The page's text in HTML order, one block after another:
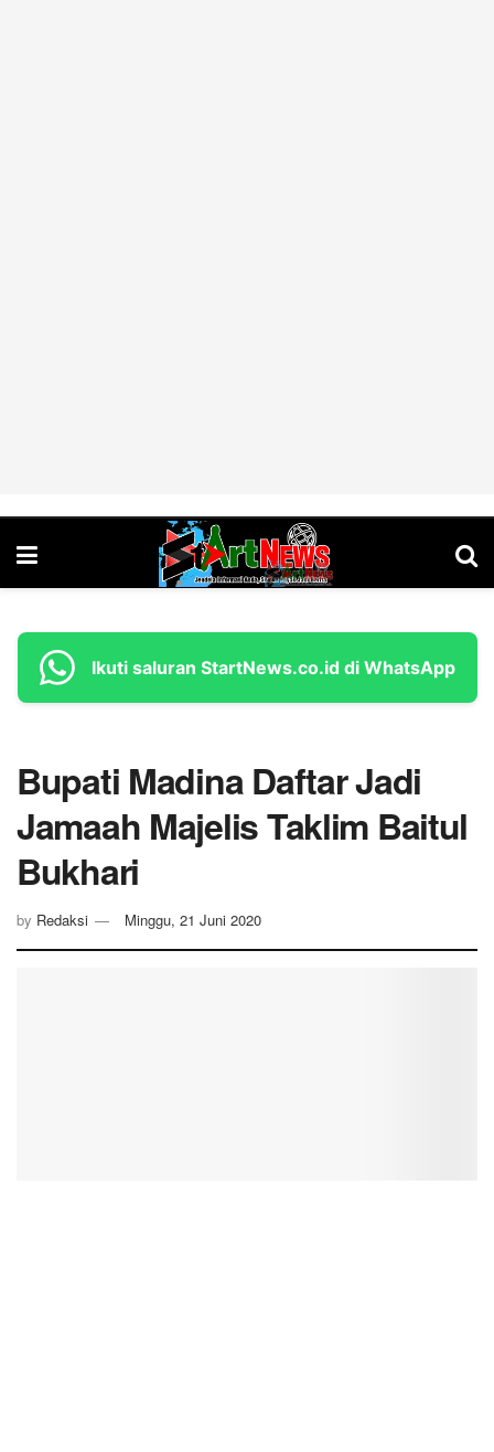
Ikuti saluran StartNews.co.id di WhatsApp
Bupati Madina Daftar Jadi
Jamaah Majelis Taklim Baitul
Bukhari
by Redaksi Minggu, 21 Juni 2020